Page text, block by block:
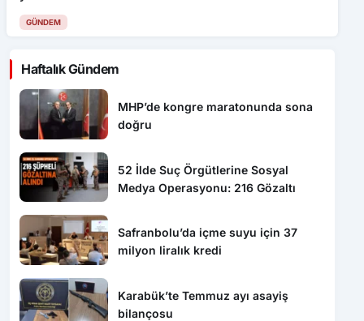
GÜNDEM
Haftalık Gündem
MHP’de kongre maratonunda sona
doğru
52 İlde Suç Örgütlerine Sosyal
Medya Operasyonu: 216 Gözaltı
Safranbolu’da içme suyu için 37
milyon liralık kredi
Karabük’te Temmuz ayı asayiş
bilançosu